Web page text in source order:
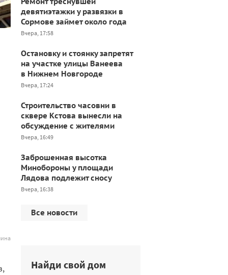
девятиэтажки у развязки в
Сормове займет около года
Вчера, 17:58
Остановку и стоянку запретят
на участке улицы Ванеева
в Нижнем Новгороде
Вчера, 17:24
Строительство часовни в
сквере Кстова вынесли на
обсуждение с жителями
Вчера, 16:49
Заброшенная высотка
Минобороны у площади
Лядова подлежит сносу
Вчера, 16:38
Все новости
Найди свой дом